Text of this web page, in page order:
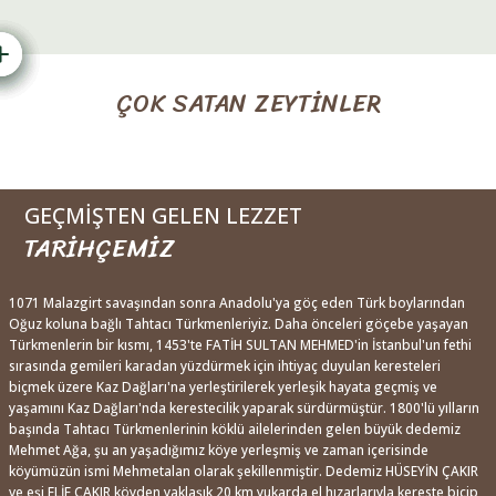
ÇOK SATAN ZEYTİNLER
500,00 TL
Çakırhan Limon Dolgulu Yeşil Zeytin 1 KG
Yeni
0.0 Puan - 0 Yorum
500,00 TL
Çakırhan Portakal Dolgulu Yeşil Zeytin 1 KG
GEÇMİŞTEN GELEN LEZZET
TARİHÇEMİZ
1071 Malazgirt savaşından sonra Anadolu'ya göç eden Türk boylarından
Oğuz koluna bağlı Tahtacı Türkmenleriyiz. Daha önceleri göçebe yaşayan
Türkmenlerin bir kısmı, 1453'te FATİH SULTAN MEHMED'in İstanbul'un fethi
sırasında gemileri karadan yüzdürmek için ihtiyaç duyulan keresteleri
biçmek üzere Kaz Dağları'na yerleştirilerek yerleşik hayata geçmiş ve
yaşamını Kaz Dağları'nda kerestecilik yaparak sürdürmüştür. 1800'lü yılların
başında Tahtacı Türkmenlerinin köklü ailelerinden gelen büyük dedemiz
Mehmet Ağa, şu an yaşadığımız köye yerleşmiş ve zaman içerisinde
köyümüzün ismi Mehmetalan olarak şekillenmiştir. Dedemiz HÜSEYİN ÇAKIR
ve eşi ELİF ÇAKIR köyden yaklaşık 20 km yukarda el hızarlarıyla kereste biçip